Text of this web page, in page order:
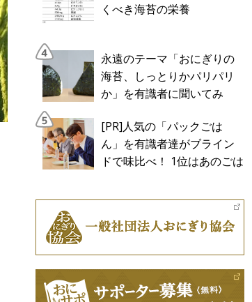
くべき海苔の栄養
永遠のテーマ「おにぎりの
海苔、しっとりかパリパリ
か」を有識者に聞いてみ
[PR]人気の「パックごは
ん」を有識者達がブライン
ドで味比べ！ 1位はあのごは
マーク